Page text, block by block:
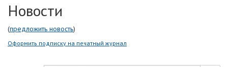
Новости
(предложить новость)
Оформить подписку на печатный журнал